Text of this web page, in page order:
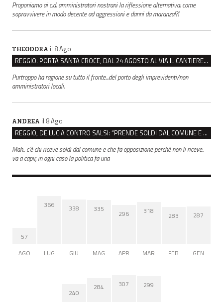
Proponiamo ai c.d. amministratori nostrani la riflessione alternativa: come
sopravvivere in modo decente ad aggressioni e danni da maranza!?!
THEODORA il 8 Ago
REGGIO. PORTA SANTA CROCE, DAL 24 AGOSTO AL VIA IL CANTIERE PER IL NUOVO COLLETTORE FOGNARIO
Purtroppo ha ragione su tutto il fronte...del porto degli imprevidenti/non
amministratori locali.
ANDREA il 8 Ago
REGGIO, DE LUCIA CONTRO SALSI: “PRENDE SOLDI DAL COMUNE E DIFFONDE FAKE NEWS”
Mah.. c’è chi riceve soldi dal comune e che fa opposizione perché non li riceve..
va a capir, in ogni caso la politica fa una
57
AGO
366
LUG
338
GIU
335
MAG
296
APR
318
MAR
283
FEB
287
GEN
240
284 307 299